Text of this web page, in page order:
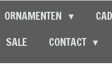
ORNAMENTEN
SALE CONTACT